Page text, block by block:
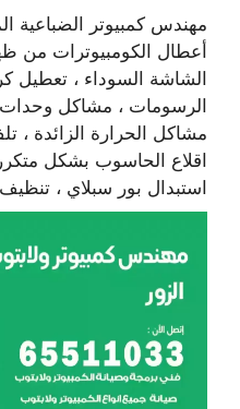
مهندس كمبيوتر الضباعية
أعطال الكومبيوترات من
الشاشة السوداء ، تعطيل
الرسومات ، مشاكل وحدات
مشاكل الحرارة الزائدة ،
اقلاع الحاسوب بشكل
استبدال بور سبلاي ،